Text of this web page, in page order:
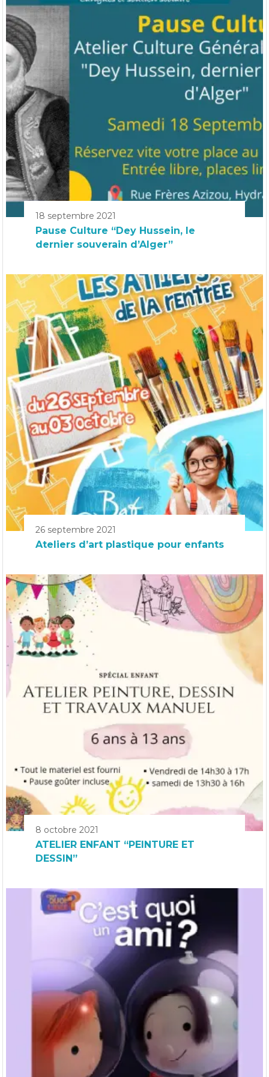
18 septembre 2021
Pause Culture “Dey Hussein, le
dernier souverain d’Alger”
26 septembre 2021
Ateliers d’art plastique pour enfants
8 octobre 2021
ATELIER ENFANT “PEINTURE ET
DESSIN”